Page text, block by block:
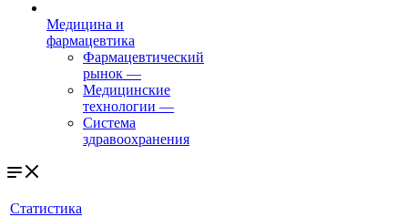
Медицина и
фармацевтика
Фармацевтический
рынок —
Медицинские
технологии —
Система
здравоохранения
Статистика